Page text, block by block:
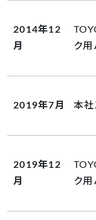
2014年12
月
ク
2019年7月 本
2019年12
月
ク